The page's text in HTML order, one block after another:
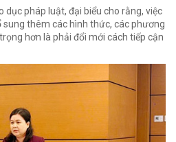
dục pháp luật, đại biểu cho rằng, việc
thêm các hình thức, các phương
hơn là phải đổi mới cách tiếp cận